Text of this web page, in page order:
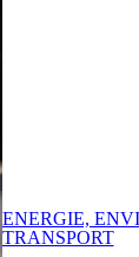
ENERGIE,
TRANSPORT